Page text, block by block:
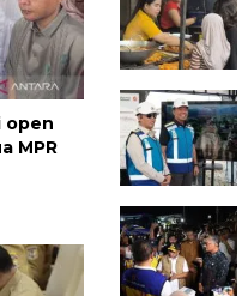
open
MPR